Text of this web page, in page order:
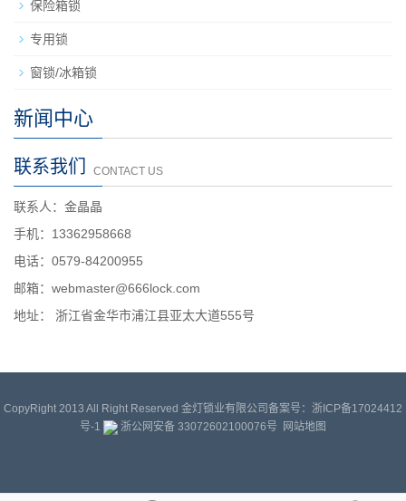
保险箱锁
专用锁
窗锁/冰箱锁
新闻中心
联系我们 CONTACT US
联系人：金晶晶
手机：13362958668
电话：0579-84200955
邮箱：webmaster@666lock.com
地址： 浙江省金华市浦江县亚太大道555号
CopyRight 2013 All Right Reserved 金灯锁业有限公司 备案号：浙ICP备17024412
号-1
浙公网安备 33072602100076号 网站地图